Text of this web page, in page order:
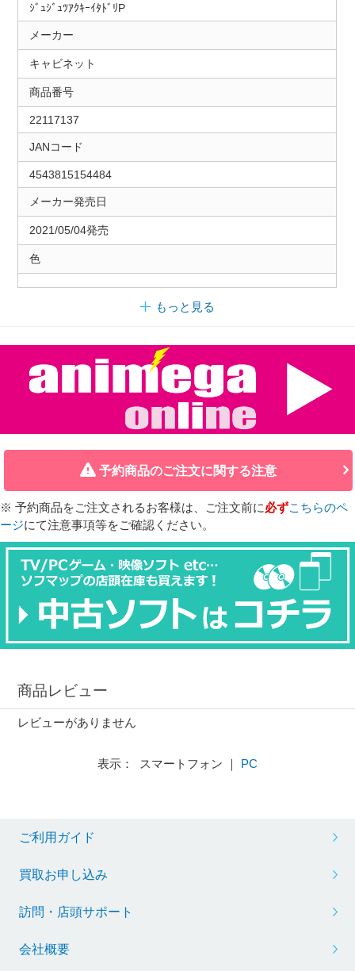
ｼﾞｭｼﾞｭﾂｱｸｷｰｲﾀﾄﾞﾘP
メーカー
キャビネット
商品番号
22117137
JANコード
4543815154484
メーカー発売日
2021/05/04発売
色
もっと見る
予約商品のご注文に関する注意
※ 予約商品をご注文されるお客様は、ご注文前に必ずこちらのペ
ージにて注意事項等をご確認ください。
商品レビュー
レビューがありません
表示： スマートフォン ｜ PC
ご利用ガイド
買取お申し込み
訪問・店頭サポート
会社概要